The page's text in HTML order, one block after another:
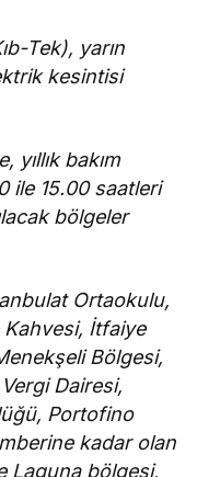
Tek), yarın
kesintisi
yıllık bakım
ile 15.00 saatleri
bölgeler
Ortaokulu,
İtfaiye
Bölgesi,
Dairesi,
Portofino
kadar olan
Laguna bölgesi,